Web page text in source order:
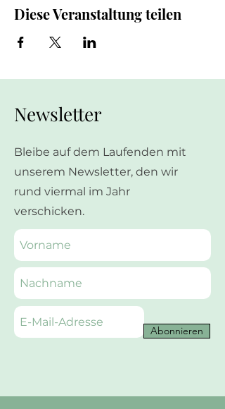
Diese Veranstaltung teilen
Newsletter
Bleibe auf dem Laufenden mit
unserem Newsletter, den wir
rund viermal im Jahr
verschicken.
Abonnieren